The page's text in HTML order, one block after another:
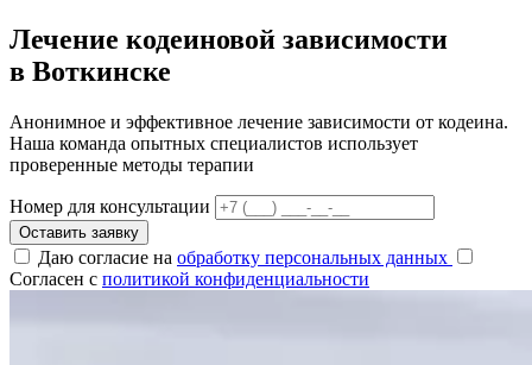
Лечение кодеиновой зависимости
в Воткинске
Анонимное и эффективное лечение зависимости от кодеина.
Наша команда опытных специалистов использует
проверенные методы терапии
Номер для консультации
Оставить заявку
Даю согласие на обработку персональных данных
Согласен с политикой конфиденциальности